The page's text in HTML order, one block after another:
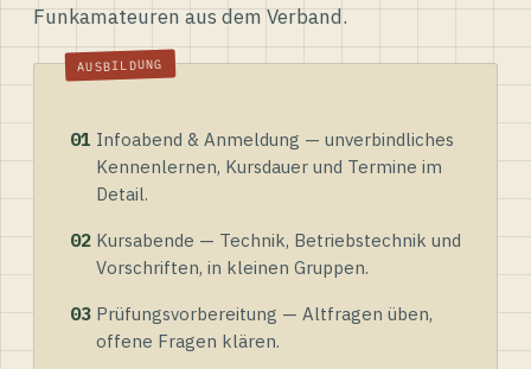
Funkamateuren aus dem Verband.
01 Infoabend & Anmeldung — unverbindliches
Kennenlernen, Kursdauer und Termine im
Detail.
02 Kursabende — Technik, Betriebstechnik und
Vorschriften, in kleinen Gruppen.
03 Prüfungsvorbereitung — Altfragen üben,
offene Fragen klären.